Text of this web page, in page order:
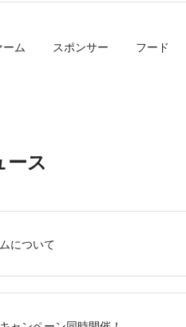
ーム スポンサー フード
ース
について